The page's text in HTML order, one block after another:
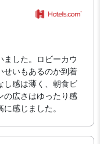
ました。ロビーカウ
せいもあるのか到着
し感は薄く、朝食ビ
の広さはゆったり感
感じました。